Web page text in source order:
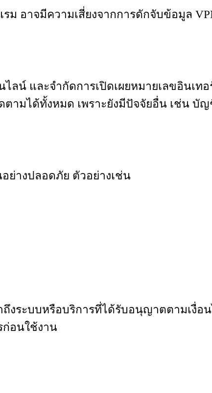
อาจมีความเสี่ยงจากการดักจับข้อมูล
น์ และจำกัดการเปิดเผยหมายเลขอินเทอ
ตามได้ทั้งหมด เพราะยังมีปัจจัยอื่น เช่น บั
ย่างปลอดภัย ตัวอย่างเช่น
ระบบหรือบริการที่ได้รับอนุญาตตามเงื่อ
ก่อนใช้งาน